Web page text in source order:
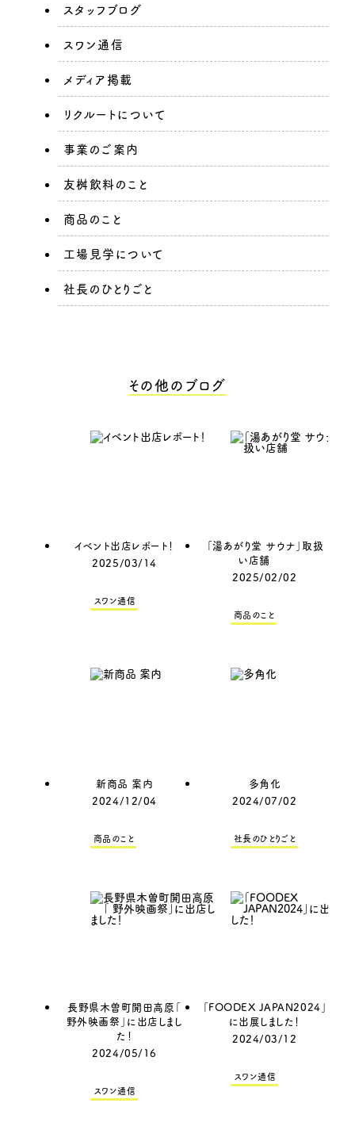
スタッフブログ
スワン通信
メディア掲載
リクルートについて
事業のご案内
友桝飲料のこと
商品のこと
工場見学について
社長のひとりごと
その他のブログ
イベント出店レポート！
2025/03/14
スワン通信
「湯あがり堂 サウナ」取扱
い店舗
2025/02/02
商品のこと
新商品 案内
2024/12/04
商品のこと
多角化
2024/07/02
社長のひとりごと
長野県木曽町開田高原「
野外映画祭」に出店しまし
た！
2024/05/16
スワン通信
「FOODEX JAPAN2024」
に出展しました！
2024/03/12
スワン通信